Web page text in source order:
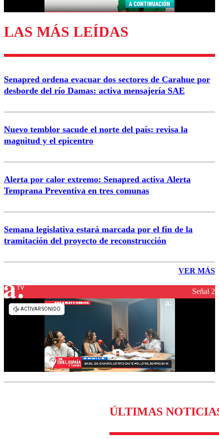
Enviar comentario
LAS MÁS LEÍDAS
Senapred ordena evacuar dos sectores de Carahue por
desborde del río Damas: activa mensajería SAE
Nuevo temblor sacude el norte del país: revisa la
magnitud y el epicentro
Alerta por calor extremo: Senapred activa Alerta
Temprana Preventiva en tres comunas
Semana legislativa estará marcada por el fin de la
tramitación del proyecto de reconstrucción
VER MÁS
Señal 2
ÚLTIMAS